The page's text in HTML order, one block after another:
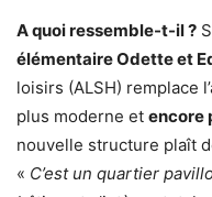
A quoi ressemble-t-il ?
élémentaire Odette et
loisirs (ALSH) remplace
plus moderne et encore
nouvelle structure plaît
« C’est un quartier